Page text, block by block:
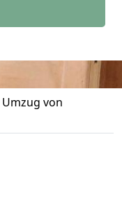
Umzug von